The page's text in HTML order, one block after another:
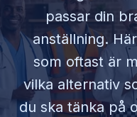
passar din
anställning.
som oftast är
vilka alternativ
du ska tänka på